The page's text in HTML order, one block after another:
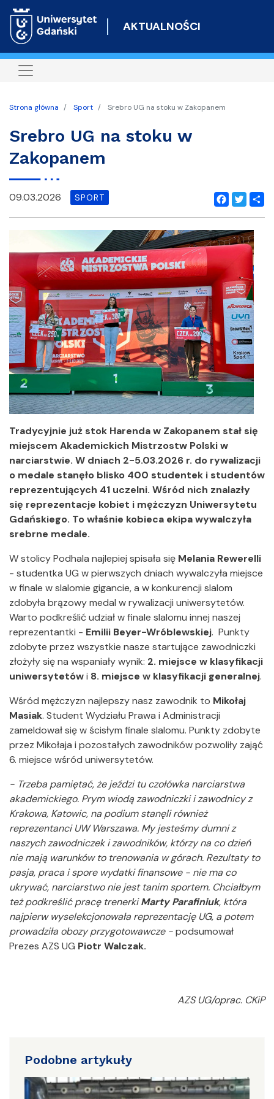
do
AKTUALNOŚCI
Strona główna Sport Srebro UG na stoku w Zakopanem
Srebro UG na stoku w
Zakopanem
Facebook
Twitter
09.03.2026 SPORT
Tradycyjnie już stok Harenda w Zakopanem stał się
miejscem Akademickich Mistrzostw Polski w
narciarstwie. W dniach 2-5.03.2026 r. do rywalizacji
o medale stanęło blisko 400 studentek i studentów
reprezentujących 41 uczelni. Wśród nich znalazły
się reprezentacje kobiet i mężczyzn Uniwersytetu
Gdańskiego. To właśnie kobieca ekipa wywalczyła
srebrne medale.
W stolicy Podhala najlepiej spisała się Melania Rewerelli
- studentka UG w pierwszych dniach wywalczyła miejsce
w finale w slalomie gigancie, a w konkurencji slalom
zdobyła brązowy medal w rywalizacji uniwersytetów.
Warto podkreślić udział w finale slalomu innej naszej
reprezentantki - Emilii Beyer-Wróblewskiej. Punkty
zdobyte przez wszystkie nasze startujące zawodniczki
złożyły się na wspaniały wynik: 2. miejsce w klasyfikacji
uniwersytetówi 8. miejsce w klasyfikacji generalnej.
Wśród mężczyzn najlepszy nasz zawodnik to Mikołaj
Masiak. Student Wydziału Prawa i Administracji
zameldował się w ścisłym finale slalomu. Punkty zdobyte
przez Mikołaja i pozostałych zawodników pozwoliły zająć
6. miejsce wśród uniwersytetów.
- Trzeba pamiętać, że jeździ tu czołówka narciarstwa
akademickiego. Prym wiodą zawodniczki i zawodnicy z
Krakowa, Katowic, na podium stanęli również
reprezentanci UW Warszawa. My jesteśmy dumni z
naszych zawodniczek i zawodników, którzy na co dzień
nie mają warunków to trenowania w górach. Rezultaty to
pasja, praca i spore wydatki finansowe - nie ma co
ukrywać, narciarstwo nie jest tanim sportem. Chciałbym
też podkreślić pracę trenerkiMarty Parafiniuk, która
najpierw wyselekcjonowała reprezentację UG, a potem
prowadziła obozy przygotowawcze -podsumował
Prezes AZS UG Piotr Walczak.
AZS UG/oprac. CKiP
Podobne artykuły